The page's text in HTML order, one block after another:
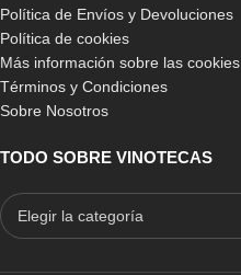
Política de Envíos y Devoluciones
Política de cookies
Más información sobre las cookies
Términos y Condiciones
Sobre Nosotros
TODO SOBRE VINOTECAS